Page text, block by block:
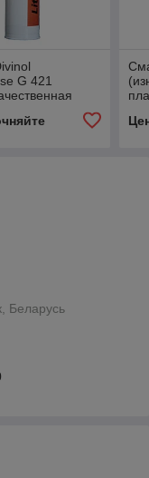
G 421
смазка) 400
Беларусь